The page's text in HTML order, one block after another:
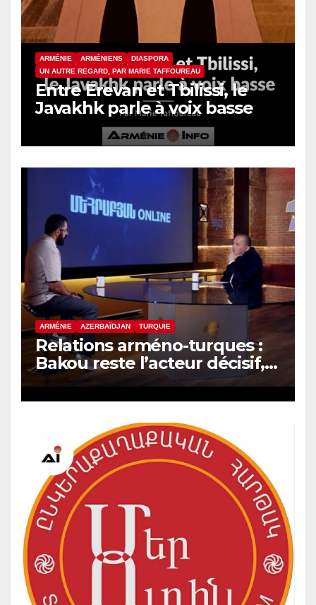
ARMÉNIE ARMÉNIENS
DIASPORA
UN AUTRE REGARD, PAR MARIE TAFFOUREAU
Entre Erevan et Tbilissi, le
Javakhk parle à voix basse
ARMÉNIE AZERBAÏDJAN TURQUIE
Relations arméno-turques :
Bakou reste l’acteur décisif,
selon le politologue Samvel
Meliksetyan